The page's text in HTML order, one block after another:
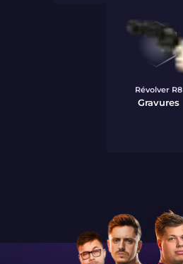
Révolver R8
Gravures